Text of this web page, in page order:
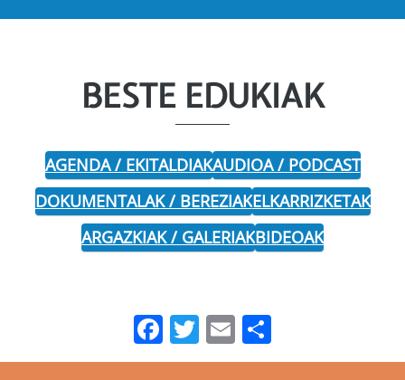
BESTE EDUKIAK
AGENDA / EKITALDIAKAUDIOA / PODCAST
DOKUMENTALAK / BEREZIAKELKARRIZKETAK
ARGAZKIAK / GALERIAKBIDEOAK
Facebook
Twitter
Email